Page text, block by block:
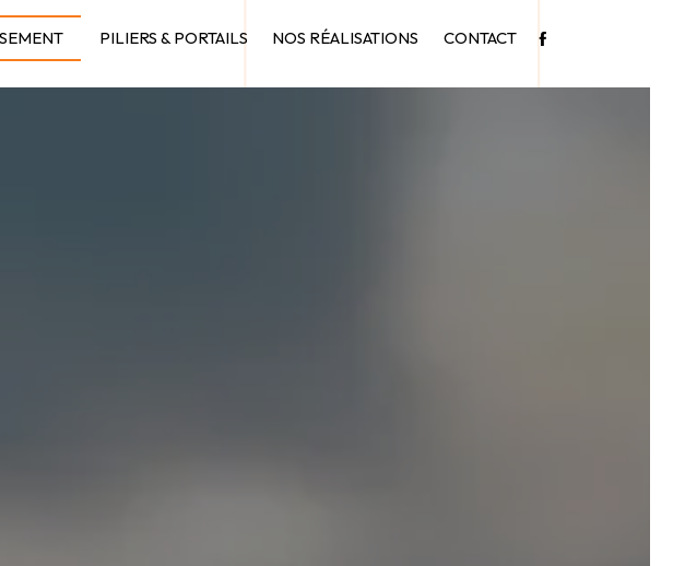
PILIERS & PORTAILS NOS RÉALISATIONS CONTACT